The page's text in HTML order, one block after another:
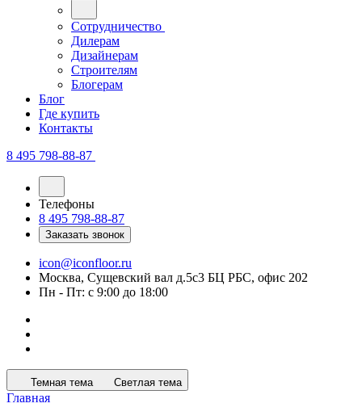
Сотрудничество
Дилерам
Дизайнерам
Строителям
Блогерам
Блог
Где купить
Контакты
8 495 798-88-87
Телефоны
8 495 798-88-87
Заказать звонок
icon@iconfloor.ru
Москва, Сущевский вал д.5с3 БЦ РБС, офис 202
Пн - Пт: с 9:00 до 18:00
Темная тема Светлая тема
Главная